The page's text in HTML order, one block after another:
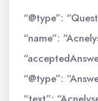
“@type”:
“name”:
“@type”: